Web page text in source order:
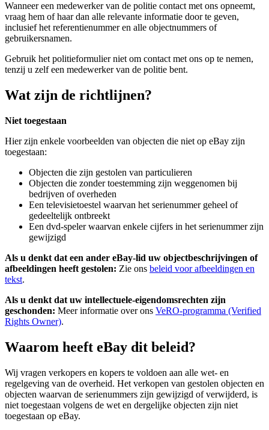
Wanneer een medewerker van de politie contact met ons opneemt,
vraag hem of haar dan alle relevante informatie door te geven,
inclusief het referentienummer en alle objectnummers of
gebruikersnamen.
Gebruik het politieformulier niet om contact met ons op te nemen,
tenzij u zelf een medewerker van de politie bent.
Wat zijn de richtlijnen?
Niet toegestaan
Hier zijn enkele voorbeelden van objecten die niet op eBay zijn
toegestaan:
Objecten die zijn gestolen van particulieren
Objecten die zonder toestemming zijn weggenomen bij
bedrijven of overheden
Een televisietoestel waarvan het serienummer geheel of
gedeeltelijk ontbreekt
Een dvd-speler waarvan enkele cijfers in het serienummer zijn
gewijzigd
Als u denkt dat een ander eBay-lid uw objectbeschrijvingen of
afbeeldingen heeft gestolen: Zie ons beleid voor afbeeldingen en
tekst.
Als u denkt dat uw intellectuele-eigendomsrechten zijn
geschonden: Meer informatie over ons VeRO-programma (Verified
Rights Owner).
Waarom heeft eBay dit beleid?
Wij vragen verkopers en kopers te voldoen aan alle wet- en
regelgeving van de overheid. Het verkopen van gestolen objecten en
objecten waarvan de serienummers zijn gewijzigd of verwijderd, is
niet toegestaan volgens de wet en dergelijke objecten zijn niet
toegestaan op eBay.